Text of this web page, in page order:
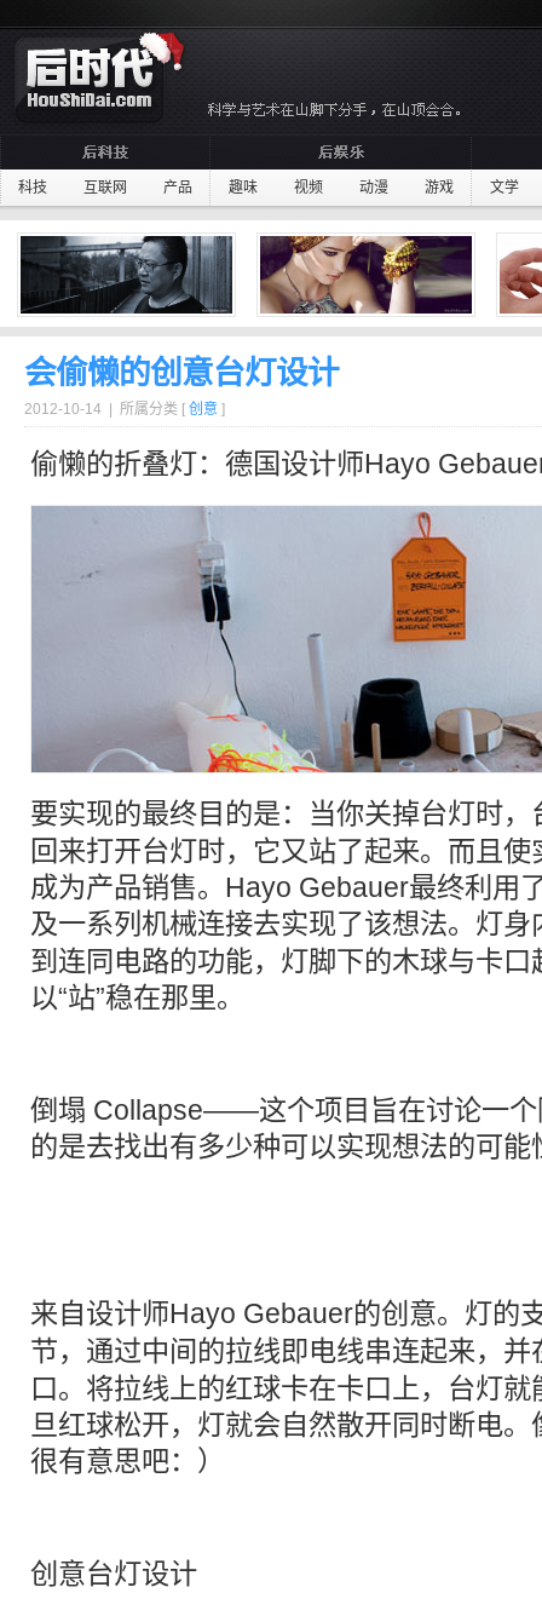
科技 互联网 产品 趣味 视频 动漫 游戏 文学
会偷懒的创意台灯设计
2012-10-14 | 所属分类 [ 创意 ]
偷懒的折叠灯：德国设计师Hayo
要实现的最终目的是：当你关掉台灯时，
回来打开台灯时，它又站了起来。而且
成为产品销售。Hayo Gebauer最终利用
及一系列 机械连接去实现了该想法。灯身
到连同电路的功能，灯脚下的木球与卡
以“站”稳在那里。
倒塌 Collapse——这个项目旨在讨论一个
的是去找出有多少种可以实现想法的可能
来自设计师Hayo Gebauer的创意。灯的
节，通过中间的拉线即电线串连起来，
口。将拉线上的红球卡在卡口上，台灯
旦红球松开，灯就会自然散开同时断电
很有意思吧：）
创意台灯设计